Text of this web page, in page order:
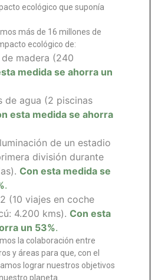
ecológico que suponía
más de 16 millones de
ecológico de:
madera (240
medida se ahorra un
de agua (2 piscinas
esta medida se ahorra
de un estadio
división durante
Con esta medida se
.
(10 viajes en coche
4.200 kms). Con esta
un 53%.
la colaboración entre
y áreas para que, con el
lograr nuestros objetivos
planeta.